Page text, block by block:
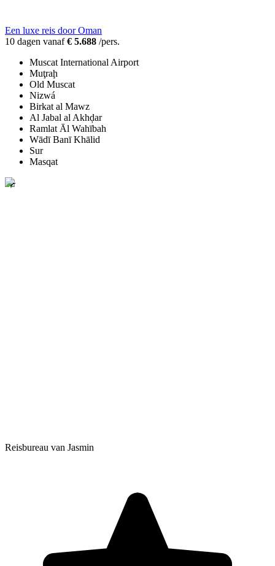
Een luxe reis door Oman
10 dagen vanaf€ 5.688 /pers.
Muscat International Airport
Muţraḩ
Old Muscat
Nizwá
Birkat al Mawz
Al Jabal al Akhḑar
Ramlat Āl Wahībah
Wādī Banī Khālid
Sur
Masqat
Reisbureau van Jasmin